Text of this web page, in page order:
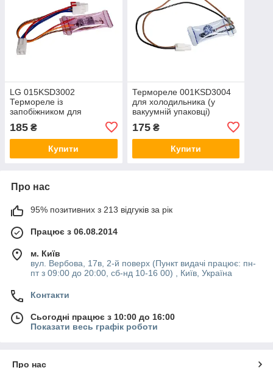
LG 015KSD3002
Термореле із
запобіжником для
185 ₴
Купити
Термореле 001KSD3004
для холодильника (у
вакуумній упаковці)
175₴
Купити
Про нас
95% позитивних з 213 відгуків за рік
Працює з 06.08.2014
м. Київ
вул. Вербова, 17в, 2-й поверх (Пункт видачі працює: пн-
пт з 09:00 до 20:00, сб-нд 10-16 00) , Київ, Україна
Контакти
Сьогодні працює з 10:00 до 16:00
Показати весь графік роботи
Про нас